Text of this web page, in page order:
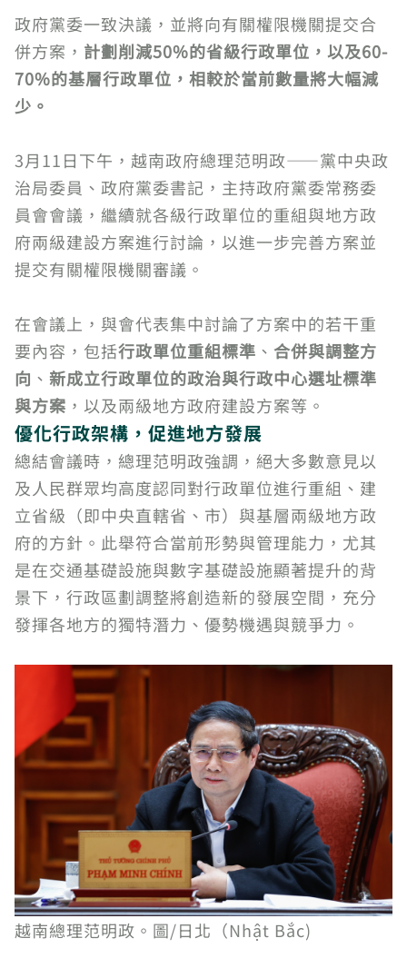
政府黨委一致決議，並將向有關權限機關提交合
併方案， 計劃削減50%的省級行政單位，以及60-
70%的基層行政單位，相較於當前數量將大幅減
少。
3月11日下午，越南政府總理范明政——黨中央政
治局委員、政府黨委書記，主持政府黨委常務委
員會會議，繼續就各級行政單位的重組與地方政
府兩級建設方案進行討論，以進一步完善方案並
提交有關權限機關審議。
在會議上，與會代表集中討論了方案中的若干重
要內容，包括行政單位重組標準 、 合併與調整方
向 、 新成立行政單位的政治與行政中心選址標準
與方案 ，以及兩級地方政府建設方案等。
優化行政架構，促進地方發展
總結會議時，總理范明政強調，絕大多數意見以
及人民群眾均高度認同對行政單位進行重組、建
立省級（即中央直轄省、市）與基層兩級地方政
府的方針。此舉符合當前形勢與管理能力，尤其
是在交通基礎設施與數字基礎設施顯著提升的背
景下，行政區劃調整將創造新的發展空間，充分
發揮各地方的獨特潛力、優勢機遇與競爭力。
越南總理范明政。圖/日北（Nhật Bắc)